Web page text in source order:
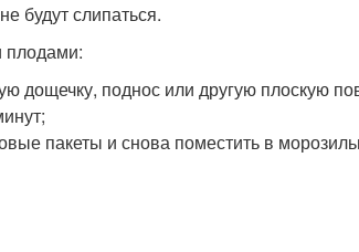
будут слипаться.
плодами:
дощечку, поднос или другую плоскую
пакеты и снова поместить в